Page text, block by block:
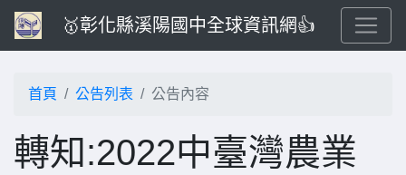
🥇彰化縣溪陽國中全球資訊網👍
首頁 公告列表 公告內容
轉知:2022中臺灣農業